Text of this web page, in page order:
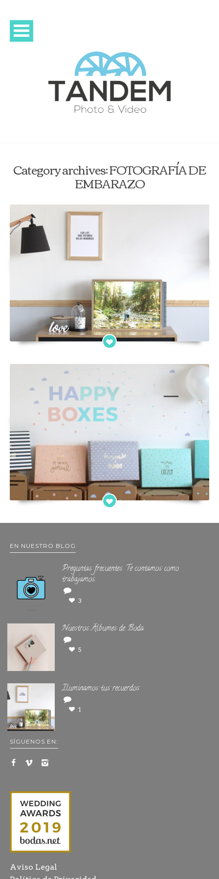
Category archives: FOTOGRAFÍA DE
EMBARAZO
EN NUESTRO BLOG
Preguntas frecuentes. Te contamos como
trabajamos.
3
Nuestros Álbumes de Boda
5
Iluminamos tus recuerdos
1
SÍGUENOS EN:
Aviso Legal